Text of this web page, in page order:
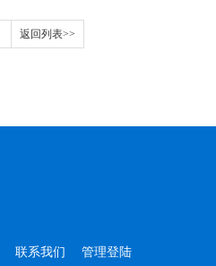
返回列表>>
联系我们 管理登陆